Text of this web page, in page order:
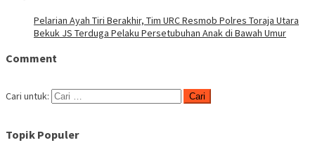
Pelarian Ayah Tiri Berakhir, Tim URC Resmob Polres Toraja Utara
Bekuk JS Terduga Pelaku Persetubuhan Anak di Bawah Umur
Comment
Cari untuk:
Topik Populer